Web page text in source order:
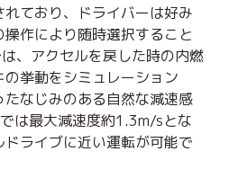
ており、ドライバーは好み
作により随時選択すること
、アクセルを戻した時の内燃
挙動をシミュレーション
なじみのある自然な減速感
は最大減速度約1.3m/sとな
ライブに近い運転が可能で